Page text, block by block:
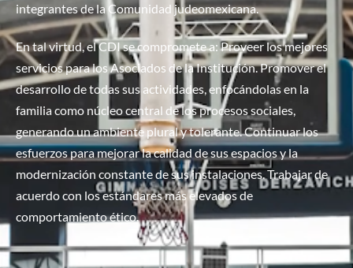
integrantes de la Comunidad judeomexicana.
En tal virtud, el CDI se compromete a: Proveer los mejores
servicios para los Asociados de la Institución. Promover el
desarrollo de todas sus actividades, enfocándolas en la
familia como núcleo central de los procesos sociales,
generando un ambiente plural y tolerante. Continuar los
esfuerzos para mejorar la calidad de sus espacios y la
modernización constante de sus instalaciones. Trabajar de
acuerdo con los estándares más elevados de
comportamiento ético.